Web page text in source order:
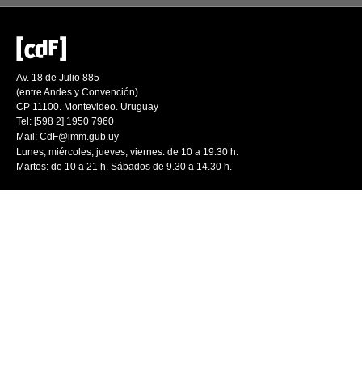
Av. 18 de Julio 885
(entre Andes y Convención)
CP 11100. Montevideo. Uruguay
Tel: [598 2] 1950 7960
Mail: CdF@imm.gub.uy
Lunes, miércoles, jueves, viernes: de 10 a 19.30 h.
Martes: de 10 a 21 h. Sábados de 9.30 a 14.30 h.